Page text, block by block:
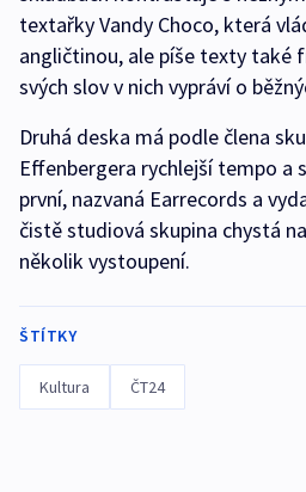
textařky Vandy Choco, která
angličtinou, ale píše texty také
svých slov v nich vypráví o
Druhá deska má podle člena
Effenbergera rychlejší tempo a
první, nazvaná Earrecords a
čistě studiová skupina chystá
několik vystoupení.
ŠTÍTKY
Kultura ČT24